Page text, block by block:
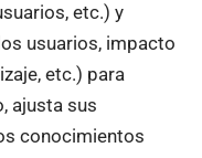
etc.) y
usuarios, impacto
etc.) para
ajusta sus
conocimientos